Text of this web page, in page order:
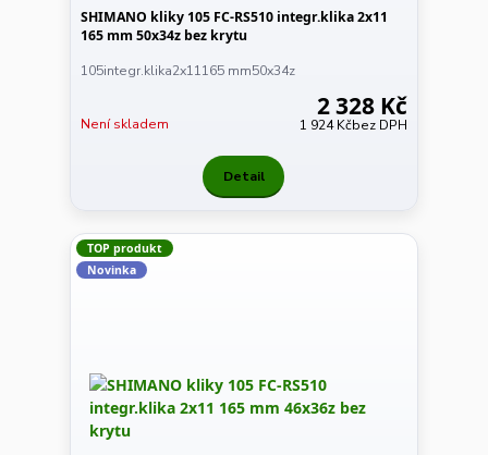
SHIMANO kliky 105 FC-RS510 integr.klika 2x11
165 mm 50x34z bez krytu
105integr.klika2x11165 mm50x34z
2 328 Kč
1 924 Kčbez DPH
Není skladem
Detail
TOP produkt
Novinka